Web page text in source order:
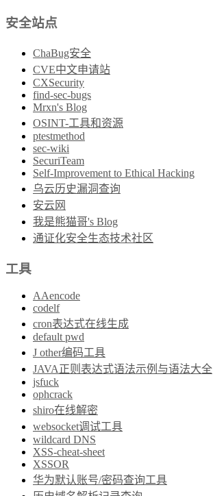
安全站点
ChaBug安全
CVE中文申请站
CXSecurity
find-sec-bugs
Mrxn's Blog
OSINT-工具和资源
ptestmethod
sec-wiki
SecuriTeam
Self-Improvement to Ethical Hacking
乌云历史漏洞查询
安云网
我是熊猫哥's Blog
通证化安全生态技术社区
工具
AAencode
codelf
cron表达式在线生成
default pwd
J other编码工具
JAVA正则表达式语法示例与语法大全
jsfuck
ophcrack
shiro在线解密
websocket调试工具
wildcard DNS
XSS-cheat-sheet
XSSOR
华为默认账号/密码查询工具